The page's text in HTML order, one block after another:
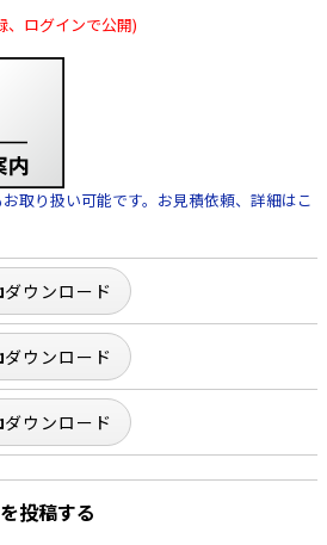
、ログインで公開)
取り扱い可能です。お見積依頼、詳細はこ
ダウンロード
ダウンロード
ダウンロード
投稿する